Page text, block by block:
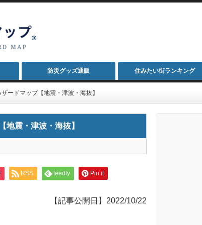
防災グッズ通販 住みたい街ランキング
ードマップ【地震・津波・海抜】
地震・津波・海抜】
RSS feedly Pin it
【記事公開日】2022/10/22